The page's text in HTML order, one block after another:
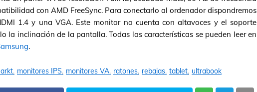
con AMD FreeSync. Para conectarlo al ordenador dispondremos
1.4 y una VGA. Este monitor no cuenta con altavoces y el soporte
la inclinación de la pantalla. Todas las características se pueden leer en
.
monitores IPS monitores VA ratones rebajas tablet ultrabook